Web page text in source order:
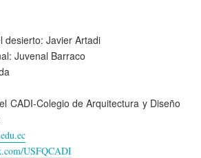
desierto: Javier Artadi
Juvenal Barraco
CADI-Colegio de Arquitectura y Diseño
USFQCADI